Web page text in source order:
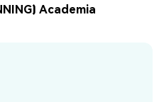
Academia